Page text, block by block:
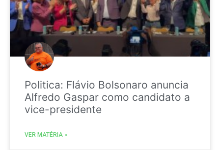
Politica: Flávio Bolsonaro anuncia
Alfredo Gaspar como candidato a
vice-presidente
VER MATÉRIA »